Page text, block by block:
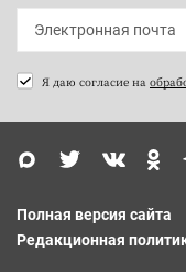
Я даю согласие на
Полная версия сайта
Редакционная